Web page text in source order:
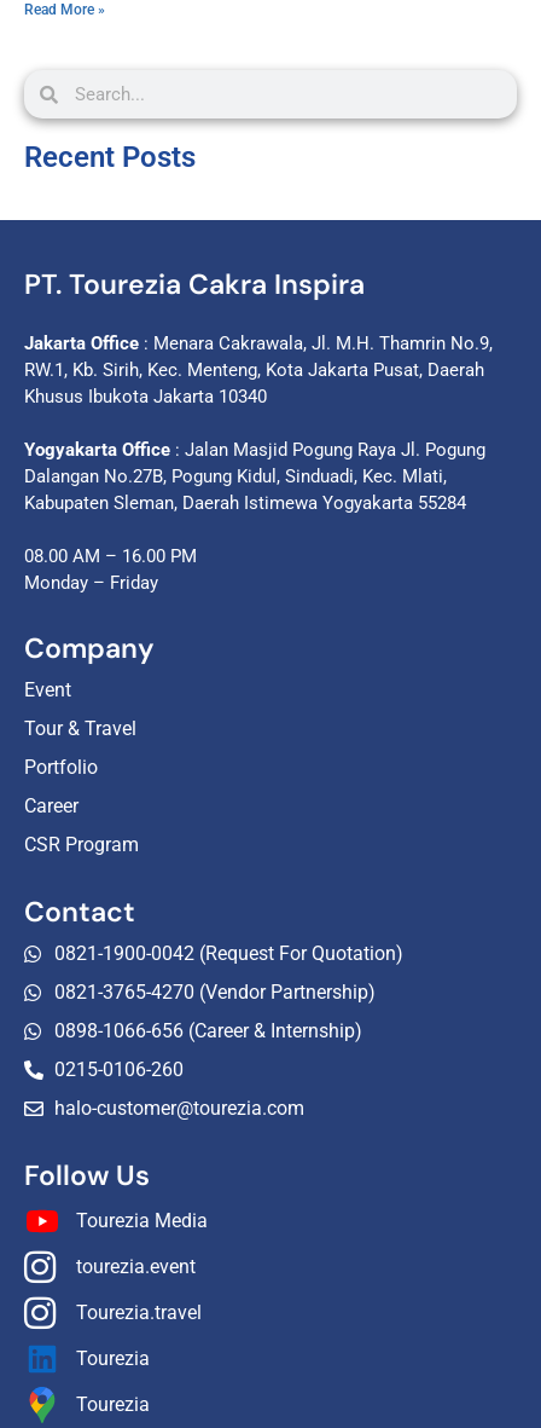
Read More »
Recent Posts
PT. Tourezia Cakra Inspira
Jakarta Office : Menara Cakrawala, Jl. M.H. Thamrin No.9,
RW.1, Kb. Sirih, Kec. Menteng, Kota Jakarta Pusat, Daerah
Khusus Ibukota Jakarta 10340
Yogyakarta Office : Jalan Masjid Pogung Raya Jl. Pogung
Dalangan No.27B, Pogung Kidul, Sinduadi, Kec. Mlati,
Kabupaten Sleman, Daerah Istimewa Yogyakarta 55284
08.00 AM – 16.00 PM
Monday – Friday
Company
Event
Tour & Travel
Portfolio
Career
CSR Program
Contact
0821-1900-0042 (Request For Quotation)
0821-3765-4270 (Vendor Partnership)
0898-1066-656 (Career & Internship)
0215-0106-260
halo-customer@tourezia.com
Follow Us
Tourezia Media
tourezia.event
Tourezia.travel
Tourezia
Tourezia